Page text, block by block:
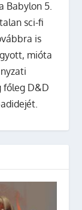
Babylon 5.
sci-fi
is
mióta
főleg D&D